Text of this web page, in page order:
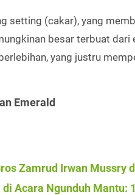
setting (cakar), yang
besar terbuat
yang justru
Emerald
Zamrud Irwan Mussry
Acara Ngunduh Mantu: